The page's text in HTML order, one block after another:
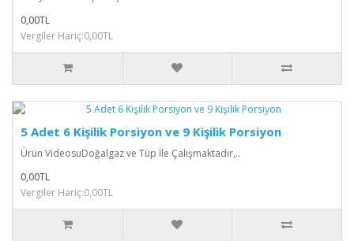
0,00TL
Vergiler Hariç:0,00TL
5 Adet 6 Kişilik Porsiyon ve 9 Kişilik Porsiyon
Ürün VideosuDoğalgaz ve Tüp İle Çalışmaktadır,..
0,00TL
Vergiler Hariç:0,00TL